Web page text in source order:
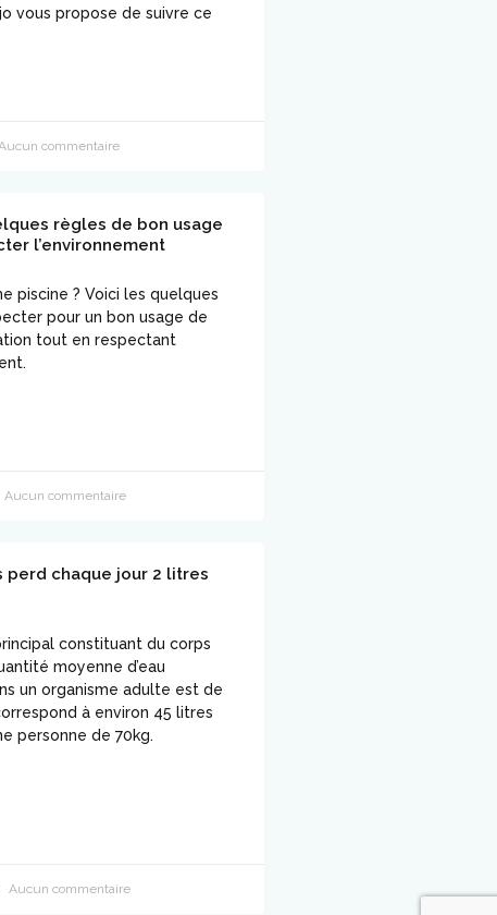
vous propose de suivre ce
commentaire
règles de bon usage
l’environnement
piscine ? Voici les quelques
pour un bon usage de
tout en respectant
Aucun commentaire
perd chaque jour 2 litres
constituant du corps
moyenne d’eau
un organisme adulte est de
à environ 45 litres
personne de 70kg.
Aucun commentaire